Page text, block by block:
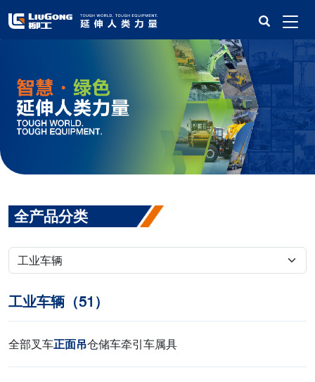
全产品分类
工业车辆（51）
全部叉车正面吊仓储车牵引车属具